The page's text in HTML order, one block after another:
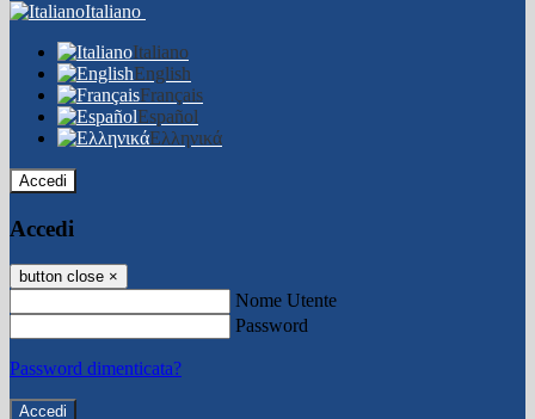
Italiano
Italiano
English
Français
Español
Ελληνικά
Accedi
Accedi
button close ×
Nome Utente
Password
Password dimenticata?